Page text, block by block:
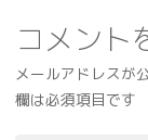
コメント
メールアドレスが
欄は必須項目です